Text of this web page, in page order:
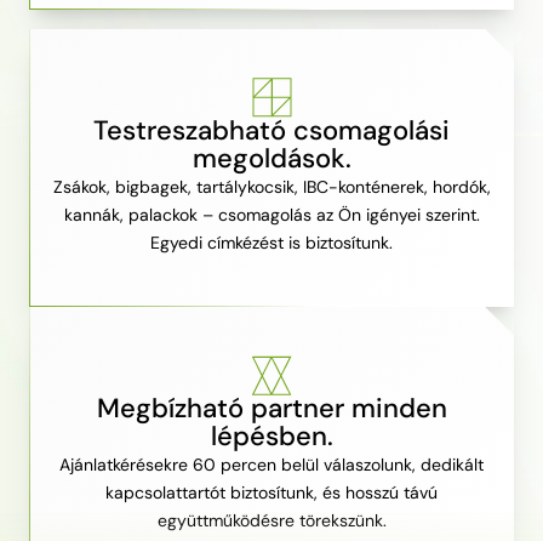
Testreszabható csomagolási
megoldások.
Zsákok, bigbagek, tartálykocsik, IBC-konténerek, hordók,
kannák, palackok – csomagolás az Ön igényei szerint.
Egyedi címkézést is biztosítunk.
Megbízható partner minden
lépésben.
Ajánlatkérésekre 60 percen belül válaszolunk, dedikált
kapcsolattartót biztosítunk, és hosszú távú
együttműködésre törekszünk.